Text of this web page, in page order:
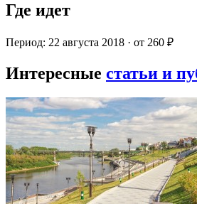
Где идет
Период: 22 августа 2018 · от 260 ₽
Интересные статьи и